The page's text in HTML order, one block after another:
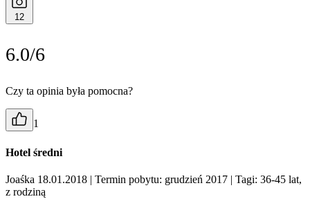
12
6.0/6
Czy ta opinia była pomocna?
1
Hotel średni
Joaśka 18.01.2018 | Termin pobytu: grudzień 2017 | Tagi: 36-45 lat,
z rodziną